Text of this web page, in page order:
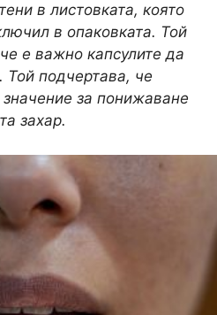
в листовката, която
в опаковката. Той
е важно капсулите да
Той подчертава, че
за понижаване
захар.